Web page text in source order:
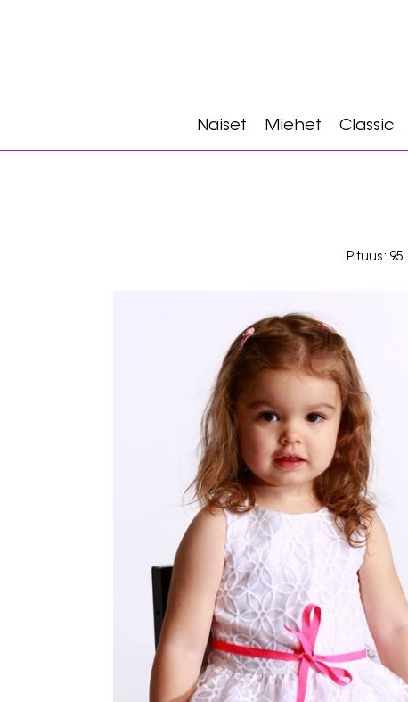
Naiset Miehet Classic
Pituus: 95